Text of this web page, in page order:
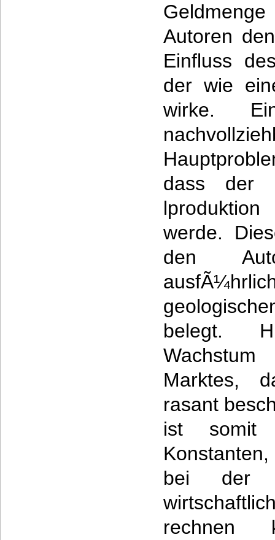
Autoren
Einfluss
der wie
wirke.
dass der
werde.
den
belegt.
Marktes,
rasant
ist somit
bei der
rechnen